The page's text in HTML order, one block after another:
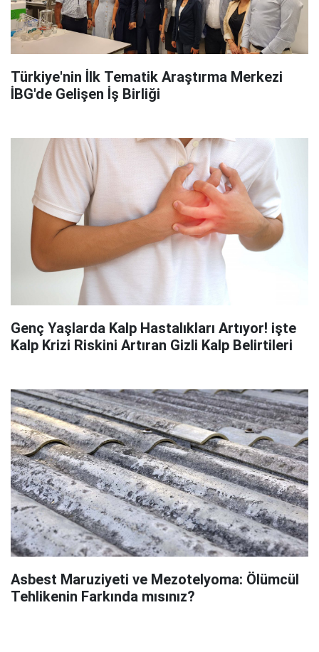
Türkiye'nin İlk Tematik Araştırma Merkezi
İBG'de Gelişen İş Birliği
Genç Yaşlarda Kalp Hastalıkları Artıyor! işte
Kalp Krizi Riskini Artıran Gizli Kalp Belirtileri
Asbest Maruziyeti ve Mezotelyoma: Ölümcül
Tehlikenin Farkında mısınız?